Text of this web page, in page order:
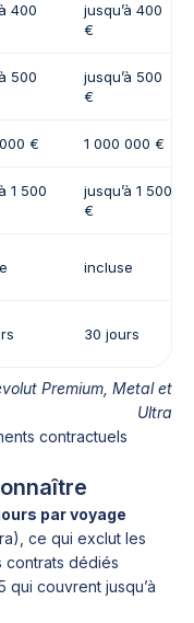
400
jusqu’à 400
€
500
jusqu’à 500
€
€ 1 000 000 €
1 500
jusqu’à 1 500
€
incluse
30 jours
Premium, Metal et
Ultra
contractuels
par voyage
ce qui exclut les
contrats dédiés
qui couvrent jusqu’à